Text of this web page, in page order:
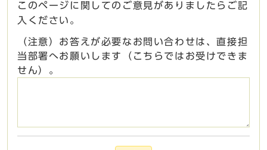
このページに関してのご意見がありましたらご記
入ください。
（注意）お答えが必要なお問い合わせは、直接担
当部署へお願いします（こちらではお受けできま
せん）。